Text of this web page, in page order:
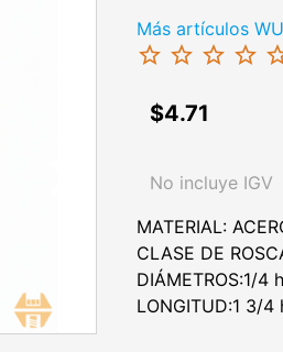
Más artículos
star_border star_border star_border star_border
$4.71
No incluye IGV
MATERIAL:
CLASE DE
DIÁMETROS:1/4
LONGITUD:1 3/4